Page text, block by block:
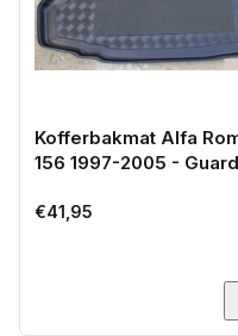
Kofferbakmat Alfa
156 1997-2005 -
Normale
€41,95